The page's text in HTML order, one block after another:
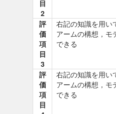
目
2
評
価
項
目
3
右記の知識を用い
アームの構想，モ
できる
評
価
項
目
右記の知識を用い
アームの構想，モ
できる